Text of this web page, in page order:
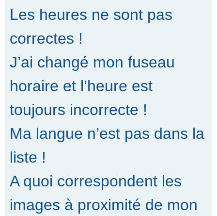
Les heures ne sont pas
correctes !
J’ai changé mon fuseau
horaire et l’heure est
toujours incorrecte !
Ma langue n’est pas dans la
liste !
A quoi correspondent les
images à proximité de mon